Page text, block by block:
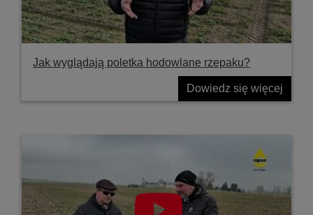
Jak wyglądają poletka hodowlane rzepaku?
Dowiedz się więcej